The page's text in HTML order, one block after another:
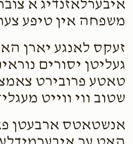
$5.00
מיט גרויס הכרת הטוב פאר אלעם
איבערלאזנדיג א
משפחה אין טיפע
זעקס לאנגע יארן
געליטן יסורים
טאטע פרובירט
שטוב ווי ווייט
אנשטאטס ארבעטן